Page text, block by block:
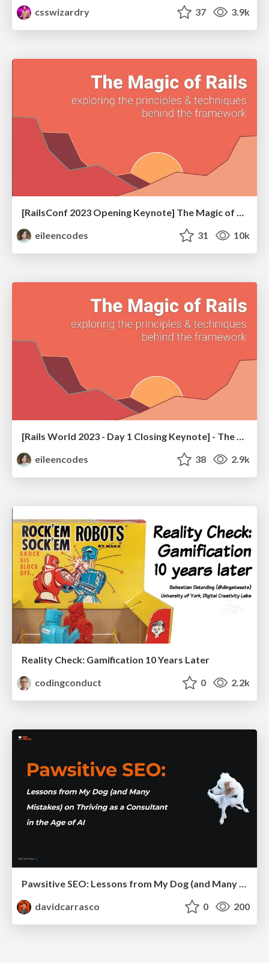
csswizardry 37 3.9k
[RailsConf 2023 Opening Keynote] The Magic of Rails
eileencodes
31 10k
[Rails World 2023 - Day 1 Closing Keynote] - The Magic of Rails
eileencodes
38 2.9k
Reality Check: Gamification 10 Years Later
codingconduct
0 2.2k
davidcarrasco
0 200